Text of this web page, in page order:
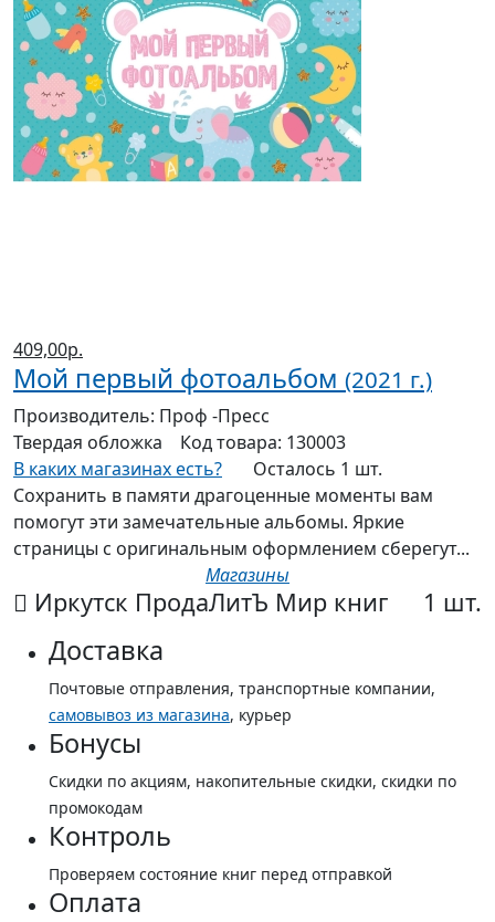
409,00р.
Мой первый фотоальбом (2021 г.)
Производитель: Проф -Пресс
Твердая обложка Код товара: 130003
В каких магазинах есть?
Осталось 1 шт.
Сохранить в памяти драгоценные моменты вам
помогут эти замечательные альбомы. Яркие
страницы с оригинальным оформлением сберегут...
Магазины
Иркутск ПродаЛитЪ Мир книг 1 шт.
Доставка
Почтовые отправления, транспортные компании,
самовывоз из магазина, курьер
Бонусы
Скидки по акциям, накопительные скидки, скидки по
промокодам
Контроль
Проверяем состояние книг перед отправкой
Оплата